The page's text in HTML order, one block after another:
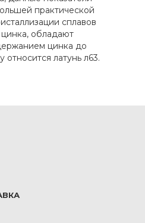
практической
сплавов
обладают
цинка до
относится латунь л63.